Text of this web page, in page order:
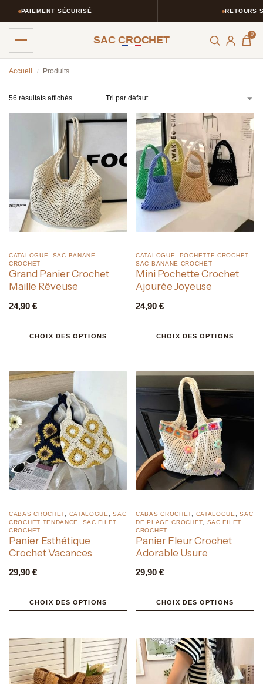
SÉCURISÉ RETOURS SIMPLIFIÉS
SAC CROCHET 0
Accueil / Produits
56 résultats affichés
CATALOGUE
SAC BANANE
CROCHET
Grand Panier Crochet
Maille Rêveuse
24,90 €
CHOIX DES OPTIONS
CATALOGUE POCHETTE CROCHET,
SAC BANANE CROCHET
Mini Pochette Crochet
Ajourée Joyeuse
24,90 €
CHOIX DES OPTIONS
CABAS CROCHET CATALOGUE ,SAC
CROCHET TENDANCE
SAC FILET
CROCHET
Panier Esthétique
Crochet Vacances
29,90 €
CHOIX DES OPTIONS
CABAS CROCHET CATALOGUE ,SAC
DE PLAGE CROCHET
SAC FILET
CROCHET
Panier Fleur Crochet
Adorable Usure
29,90 €
CHOIX DES OPTIONS